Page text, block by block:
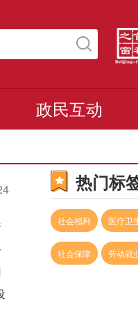
政民互动
热门标
社会福利 医疗卫
社会保障 劳动就